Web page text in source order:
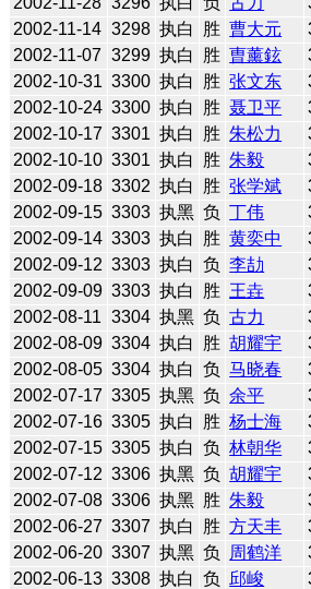
2002-11-14 3298 执白 胜 曹大元
2002-11-07 3299 执白 胜 曺薰鉉
2002-10-31 3300 执白 胜 张文东
2002-10-24 3300 执白 胜 聂卫平
2002-10-17 3301 执白 胜 朱松力
2002-10-10 3301 执白 胜 朱毅
2002-09-18 3302 执白 胜 张学斌
2002-09-15 3303 执黑 负 丁伟
2002-09-14 3303 执白 胜 黄奕中
2002-09-12 3303 执白 负 李劼
2002-09-09 3303 执白 胜 王垚
2002-08-11 3304 执黑 负 古力
2002-08-09 3304 执白 胜 胡耀宇
2002-08-05 3304 执白 负 马晓春
2002-07-17 3305 执黑 负 余平
2002-07-16 3305 执白 胜 杨士海
2002-07-15 3305 执白 负 林朝华
2002-07-12 3306 执黑 负 胡耀宇
2002-07-08 3306 执黑 胜 朱毅
2002-06-27 3307 执白 胜 方天丰
2002-06-20 3307 执黑 负 周鹤洋
2002-06-13 3308 执白 负 邱峻